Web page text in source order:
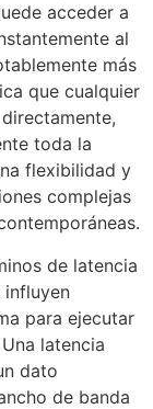
acceder a
al
más
que cualquier
toda la
flexibilidad y
complejas
de latencia
influyen
para ejecutar
latencia
dato
de banda